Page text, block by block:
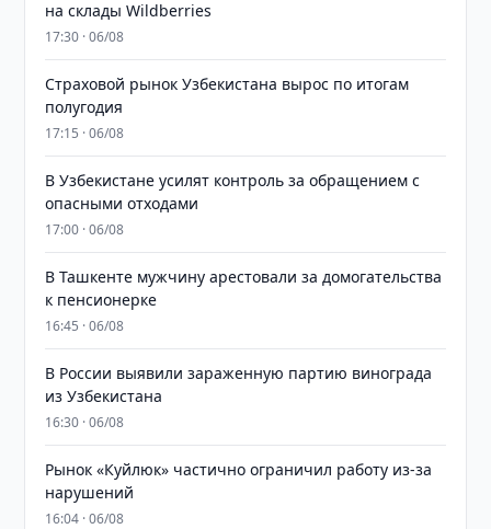
на склады Wildberries
17:30 · 06/08
Страховой рынок Узбекистана вырос по итогам
полугодия
17:15 · 06/08
В Узбекистане усилят контроль за обращением с
опасными отходами
17:00 · 06/08
В Ташкенте мужчину арестовали за домогательства
к пенсионерке
16:45 · 06/08
В России выявили зараженную партию винограда
из Узбекистана
16:30 · 06/08
Рынок «Куйлюк» частично ограничил работу из-за
нарушений
16:04 · 06/08